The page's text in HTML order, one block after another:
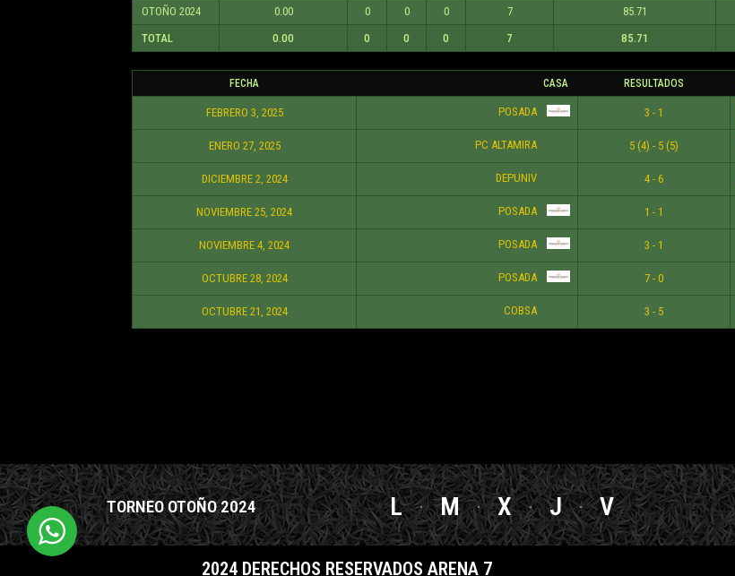
OTOÑO 2024 0.00 0 0 0 7 85.71
TOTAL
0.00 0 0 0 7 85.71
FECHA CASA RESULTADOS
FEBRERO 3, 2025 POSADA 3 - 1
ENERO 27, 2025 PC ALTAMIRA 5 (4) - 5 (5)
DICIEMBRE 2, 2024 DEPUNIV 4 - 6
NOVIEMBRE 25, 2024 POSADA 1 - 1
NOVIEMBRE 4, 2024 POSADA 3 - 1
OCTUBRE 28, 2024 POSADA 7 - 0
OCTUBRE 21, 2024 COBSA 3 - 5
TORNEO OTOÑO 2024 L M X J V
2024 DERECHOS RESERVADOS ARENA 7